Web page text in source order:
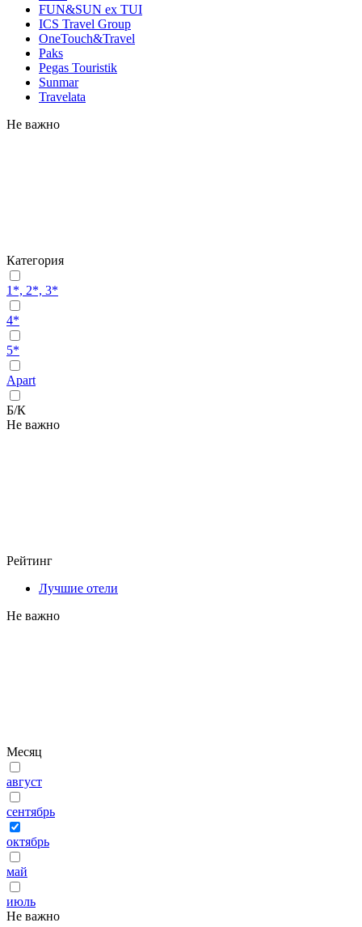
FUN&SUN ex TUI
ICS Travel Group
OneTouch&Travel
Paks
Pegas Touristik
Sunmar
Travelata
Не важно
Категория
1*, 2*, 3*
4*
5*
Apart
Б/К
Не важно
Рейтинг
Лучшие отели
Не важно
Месяц
август
сентябрь
октябрь
май
июль
Не важно